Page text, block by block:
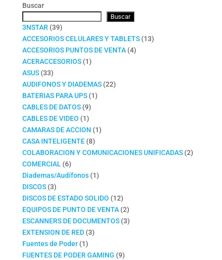
Buscar
Buscar
3NSTAR 3939
productos
ACCESORIOS CELULARES Y TABLETS 1313
ACCESORIOS PUNTOS DE VENTA 44
ACERACCESORIOS 11
ASUS 3333
productos
AUDIFONOS Y DIADEMAS 2222
BATERIAS PARA UPS 11
CABLES DE DATOS 99
productos
CABLES DE VIDEO 11
producto
CAMARAS DE ACCION 11
CASA INTELIGENTE 88
productos
COLABORACION Y COMUNICACIONES UNIFICADAS 22
COMERCIAL 66
productos
Diademas/Audífonos 11
DISCOS 33
productos
DISCOS DE ESTADO SOLIDO 1212
productos
EQUIPOS DE PUNTO DE VENTA 22
productos
ESCANNERS DE DOCUMENTOS 33
EXTENSION DE RED 33
Fuentes de Poder 11
producto
FUENTES DE PODER GAMING 99